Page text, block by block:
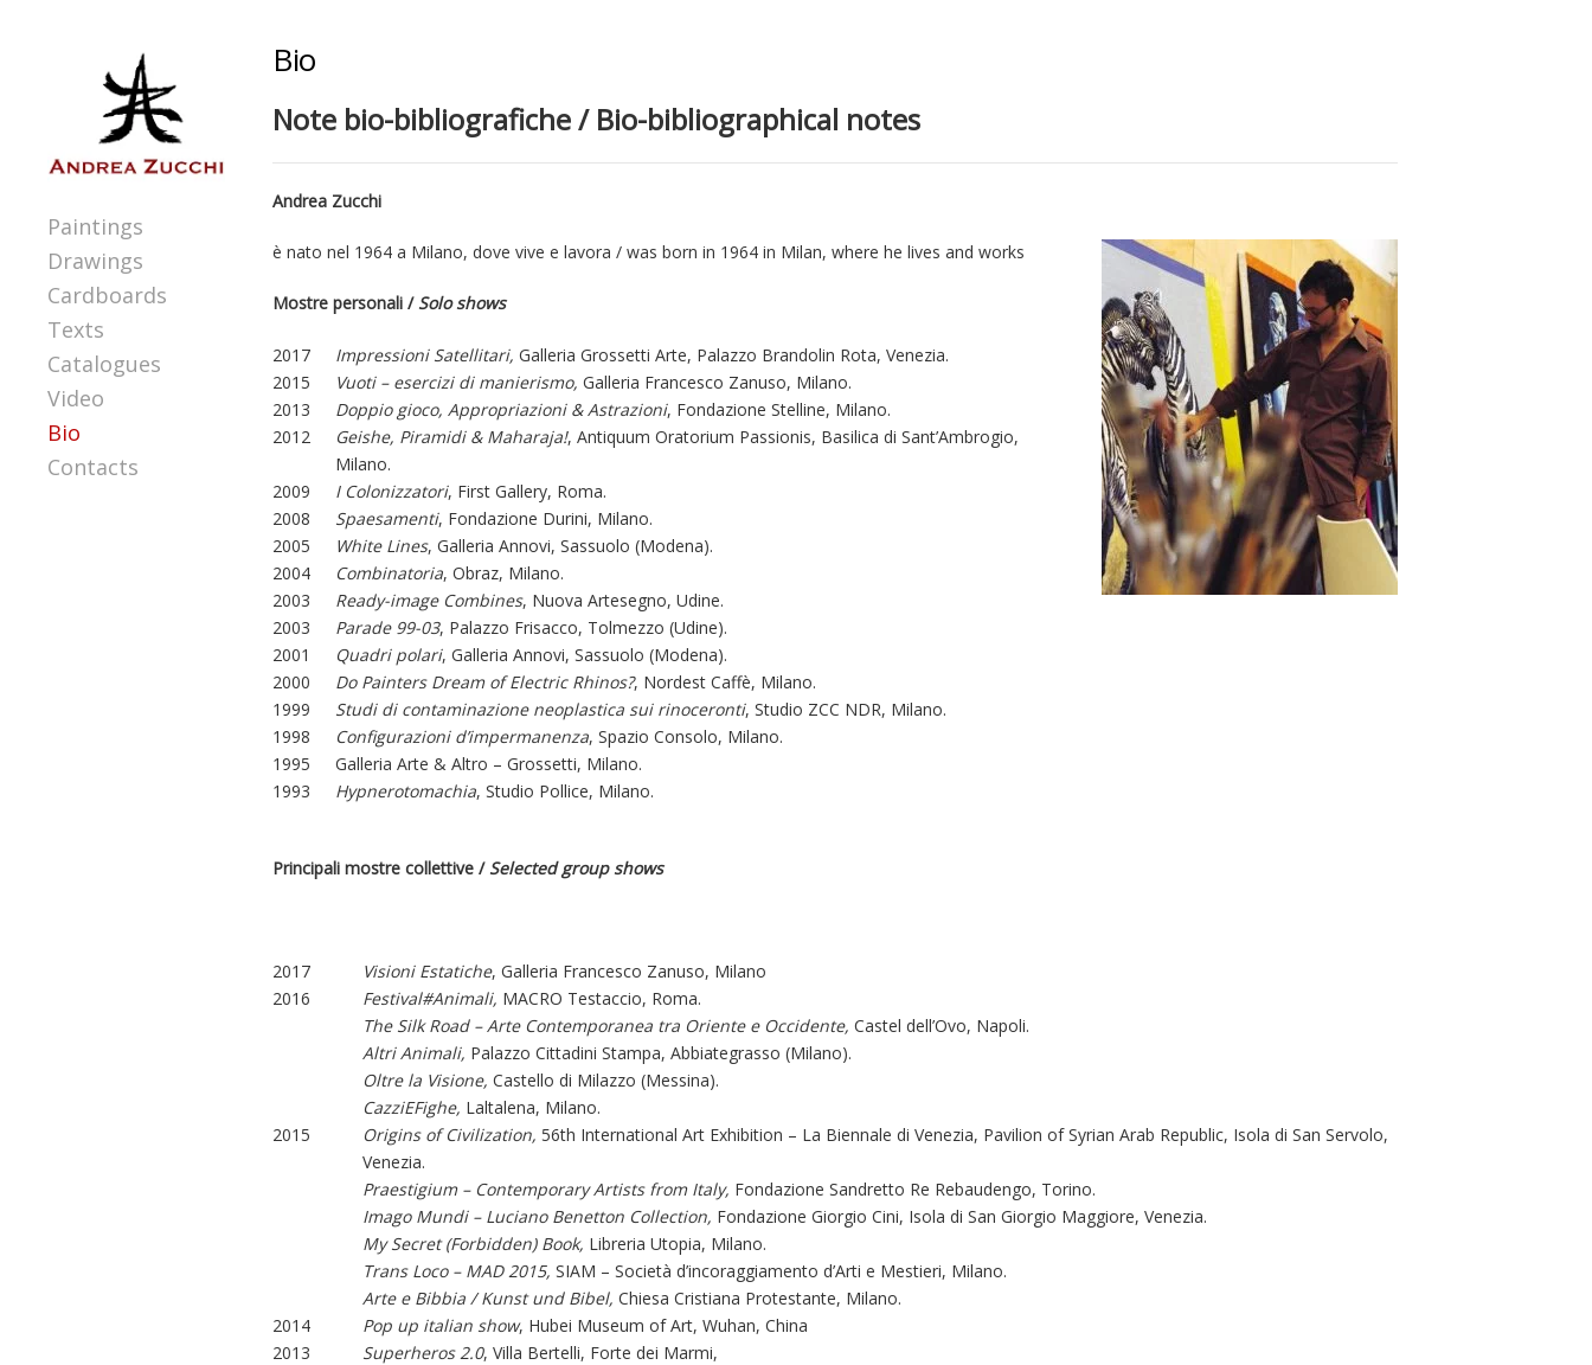
Paintings
Drawings
Cardboards
Texts
Catalogues
Video
Bio
Contacts
Bio
Note bio-bibliografiche / Bio-bibliographical notes
Andrea Zucchi
è nato nel 1964 a Milano, dove vive e lavora / was born in 1964 in Milan, where he lives and works
Mostre personali / Solo shows
2017 Impressioni Satellitari, Galleria Grossetti Arte, Palazzo Brandolin Rota, Venezia.
2015
Vuoti – esercizi di manierismo, Galleria Francesco Zanuso, Milano.
2013
Doppio gioco, Appropriazioni & Astrazioni, Fondazione Stelline, Milano.
2012
Geishe, Piramidi & Maharaja!, Antiquum Oratorium Passionis, Basilica di Sant’Ambrogio,
Milano.
2009
I Colonizzatori, First Gallery, Roma.
2008
Spaesamenti, Fondazione Durini, Milano.
2005
White Lines, Galleria Annovi, Sassuolo (Modena).
2004
Combinatoria, Obraz, Milano.
2003
Ready-image Combines, Nuova Artesegno, Udine.
2003
Parade 99-03, Palazzo Frisacco, Tolmezzo (Udine).
2001
Quadri polari, Galleria Annovi, Sassuolo (Modena).
2000
Do Painters Dream of Electric Rhinos?, Nordest Caffè, Milano.
1999
Studi di contaminazione neoplastica sui rinoceronti, Studio ZCC NDR, Milano.
1998
Configurazioni d’impermanenza, Spazio Consolo, Milano.
1995
Galleria Arte & Altro – Grossetti, Milano.
1993
Hypnerotomachia, Studio Pollice, Milano.
Principali mostre collettive / Selected group shows
2017 Visioni Estatiche, Galleria Francesco Zanuso, Milano
2016
Festival#Animali, MACRO Testaccio, Roma.
The Silk Road – Arte Contemporanea tra Oriente e Occidente, Castel dell’Ovo, Napoli.
Altri Animali, Palazzo Cittadini Stampa, Abbiategrasso (Milano).
Oltre la Visione, Castello di Milazzo (Messina).
CazziEFighe, Laltalena, Milano.
2015
Origins of Civilization, 56th International Art Exhibition – La Biennale di Venezia, Pavilion of Syrian Arab Republic, Isola di San Servolo,
Venezia.
Praestigium – Contemporary Artists from Italy, Fondazione Sandretto Re Rebaudengo, Torino.
Imago Mundi – Luciano Benetton Collection, Fondazione Giorgio Cini, Isola di San Giorgio Maggiore, Venezia.
My Secret (Forbidden) Book, Libreria Utopia, Milano.
Trans Loco – MAD 2015, SIAM – Società d’incoraggiamento d’Arti e Mestieri, Milano.
Arte e Bibbia / Kunst und Bibel, Chiesa Cristiana Protestante, Milano.
2014
Pop up italian show, Hubei Museum of Art, Wuhan, China
2013
Superheros 2.0, Villa Bertelli, Forte dei Marmi,